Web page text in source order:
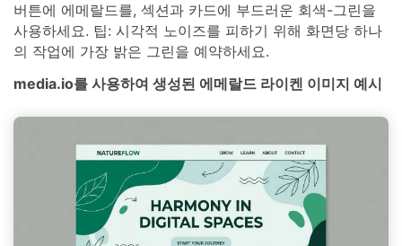
버튼에 에메랄드를, 섹션과 카드에 부드러운 회색-그린을
사용하세요. 팁: 시각적 노이즈를 피하기 위해 화면당 하나
의 작업에 가장 밝은 그린을 예약하세요.
media.io를 사용하여 생성된 에메랄드 라이켄 이미지 예시